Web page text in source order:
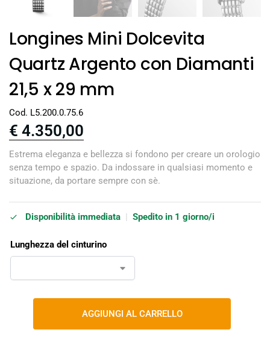
Longines Mini Dolcevita
Quartz Argento con Diamanti
21,5 x 29 mm
Cod. L5.200.0.75.6
€ 4.350,00
Estrema eleganza e bellezza si fondono per creare un orologio
senza tempo e spazio. Da indossare in qualsiasi momento e
situazione, da portare sempre con sè.
Disponibilità immediata Spedito in 1 giorno/i
Lunghezza del cinturino
AGGIUNGI AL CARRELLO